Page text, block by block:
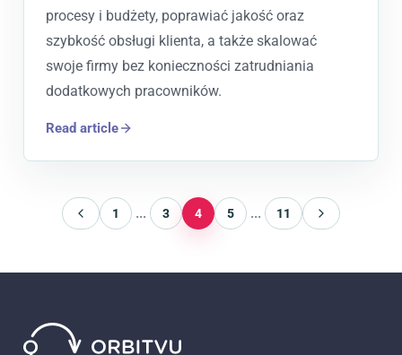
procesy i budżety, poprawiać jakość oraz
szybkość obsługi klienta, a także skalować
swoje firmy bez konieczności zatrudniania
dodatkowych pracowników.
Read article
1 ... 3 4 5 ... 11